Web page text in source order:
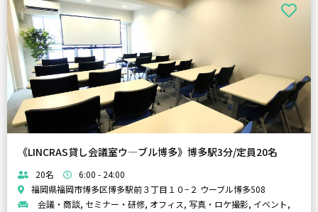
《LINCRAS貸し会議室ウ―ブル博多》博多駅3分/定員20名
20名
6:00 - 24:00
福岡県福岡市博多区博多駅前３丁目１０−２ ウーブル博多508
会議・商談, セミナー・研修, オフィス, 写真・ロケ撮影, イベント,